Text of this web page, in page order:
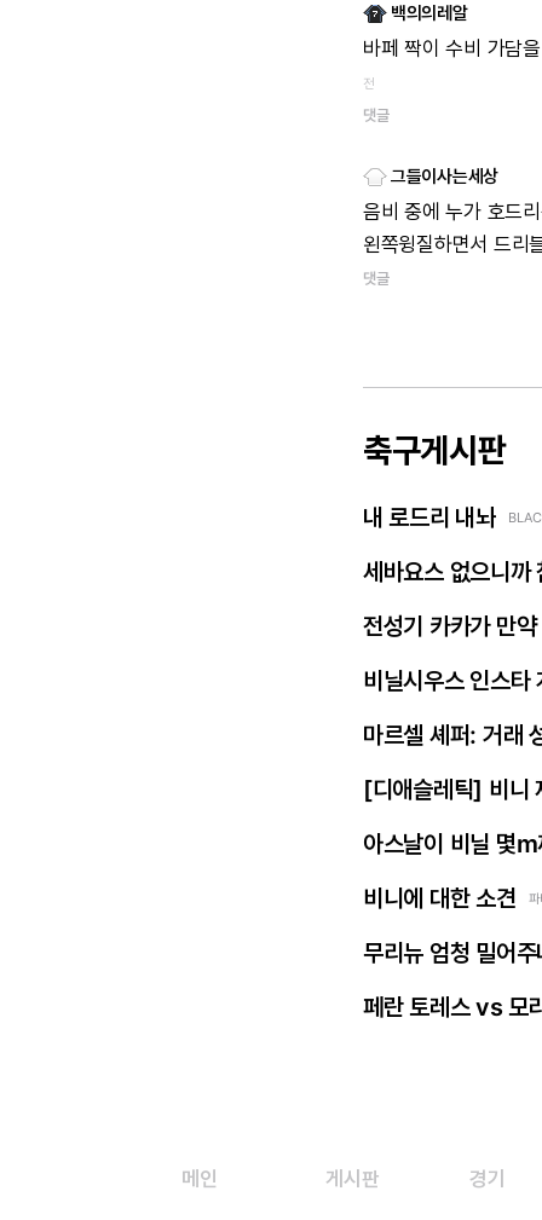
백의의레알
바페 짝이 수비 가담을
전
댓글
그들이사는세상
음비 중에 누가 호드
왼쪽윙질하면서 드리
댓글
축구게시판
내 로드리 내놔
세바요스 없으니까
전성기 카카가 만
비닐시우스 인스타
마르셀 셰퍼: 거래
[디애슬레틱] 비니
아스날이 비닐 몇
비니에 대한 소견
무리뉴 엄청 밀어
페란 토레스 vs 모
메인 게시판 경기